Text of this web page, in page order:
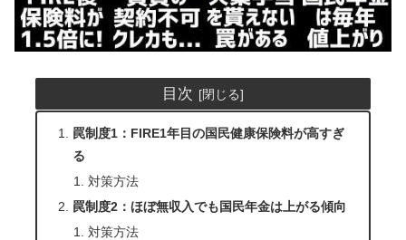
目次
罠制度1：FIRE1年目の国民健康保険料が高すぎ
る
対策方法
罠制度2：ほぼ無収入でも国民年金は上がる傾向
対策方法